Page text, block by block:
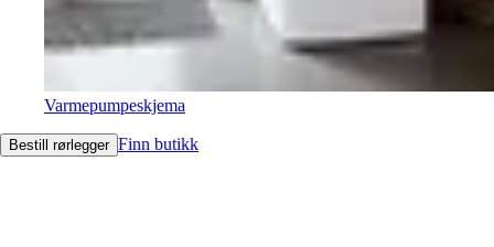
Varmepumpeskjema
Bestill rørlegger Finn butikk